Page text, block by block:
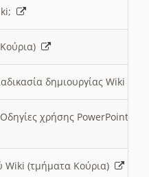
δημιουργίας Wiki
χρήσης PowerPoint
Wiki (τμήματα Κούρια)